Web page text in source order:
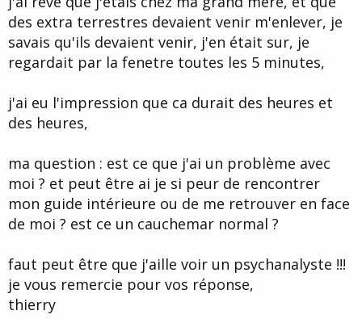
des extra terrestres devaient venir m'enlever, je
savais qu'ils devaient venir, j'en était sur, je
regardait par la fenetre toutes les 5 minutes,
j'ai eu l'impression que ca durait des heures et
des heures,
ma question : est ce que j'ai un problème avec
moi ? et peut être ai je si peur de rencontrer
mon guide intérieure ou de me retrouver en face
de moi ? est ce un cauchemar normal ?
faut peut être que j'aille voir un psychanalyste !!!
je vous remercie pour vos réponse,
thierry